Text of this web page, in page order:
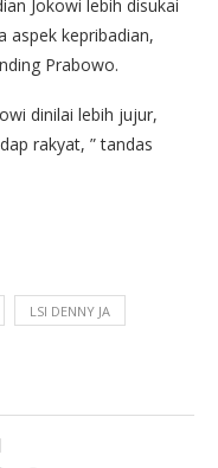
Jokowi lebih disukai
aspek kepribadian,
Prabowo.
dinilai lebih jujur,
rakyat, ” tandas
LSI DENNY JA